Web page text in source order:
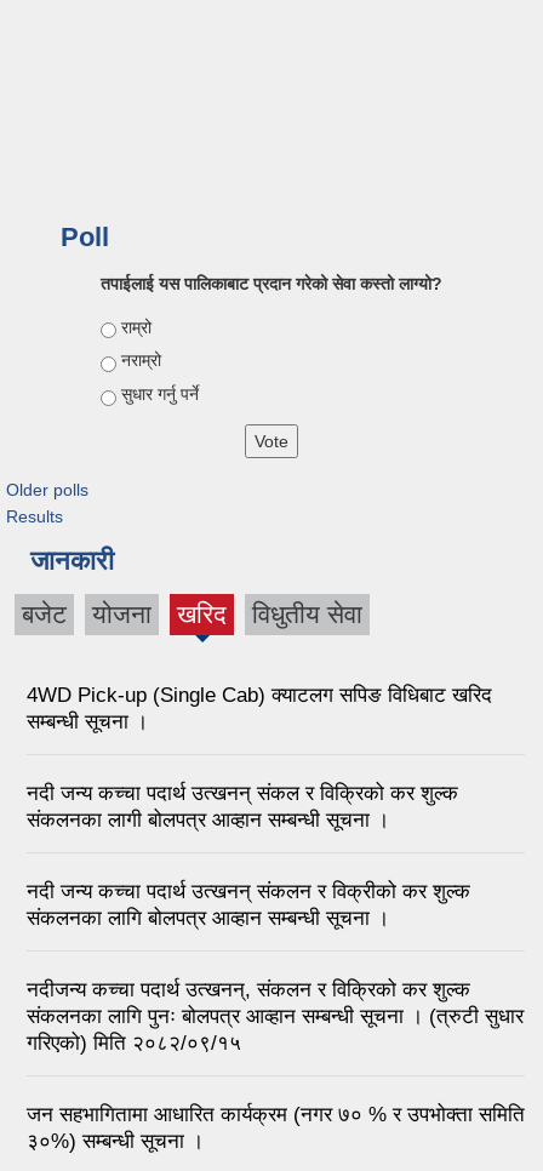
Poll
तपाईलाई यस पालिकाबाट प्रदान गरेको सेवा कस्तो लाग्यो?
Choices
राम्रो
नराम्रो
सुधार गर्नु पर्ने
Older polls
Results
जानकारी
बजेट योजना खरिद विधुतीय सेवा
4WD Pick-up (Single Cab) क्याटलग सपिङ विधिबाट खरिद
सम्बन्धी सूचना ।
नदी जन्य कच्चा पदार्थ उत्खनन् संकल र विक्रिको कर शुल्क
संकलनका लागी बोलपत्र आव्हान सम्बन्धी सूचना ।
नदी जन्य कच्चा पदार्थ उत्खनन् संकलन र विक्रीको कर शुल्क
संकलनका लागि बोलपत्र आव्हान सम्बन्धी सूचना ।
नदीजन्य कच्चा पदार्थ उत्खनन्, संकलन र विक्रिको कर शुल्क
संकलनका लागि पुनः बोलपत्र आव्हान सम्बन्धी सूचना । (त्रुटी सुधार
गरिएको) मिति २०८२/०९/१५
जन सहभागितामा आधारित कार्यक्रम (नगर ७० % र उपभोक्ता समिति
३०%) सम्बन्धी सूचना ।